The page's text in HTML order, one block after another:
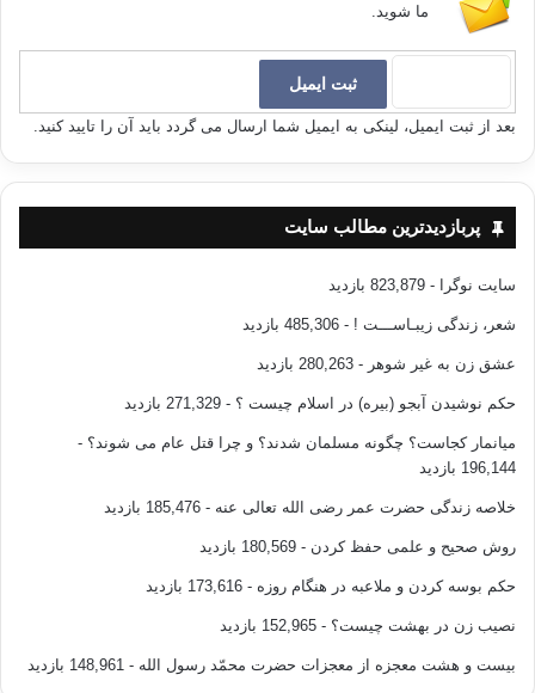
ما شوید.
بعد از ثبت ایمیل، لینکی به ایمیل شما ارسال می گردد باید آن را تایید کنید.
پربازدیدترین مطالب سایت
سایت نوگرا - 823,879 بازدید
شعر، زندگی زیبـاســـت ! - 485,306 بازدید
عشق زن به غیر شوهر - 280,263 بازدید
حکم نوشیدن آبجو (بیره) در اسلام چیست ؟ - 271,329 بازدید
میانمار کجاست؟ چگونه مسلمان شدند؟ و چرا قتل عام می شوند؟ -
196,144 بازدید
خلاصه زندگی حضرت عمر رضی الله تعالی عنه - 185,476 بازدید
روش صحیح و علمی حفظ کردن - 180,569 بازدید
حکم بوسه کردن و ملاعبه در هنگام روزه - 173,616 بازدید
نصیب زن در بهشت چیست؟ - 152,965 بازدید
بیست و هشت معجزه از معجزات حضرت محمّد رسول الله - 148,961 بازدید